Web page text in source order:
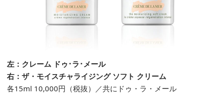
左：クレーム ドゥ･ラ･メール
右：ザ・モイスチャライジング ソフト クリーム
各15ml 10,000円（税抜）／共にドゥ・ラ・メール